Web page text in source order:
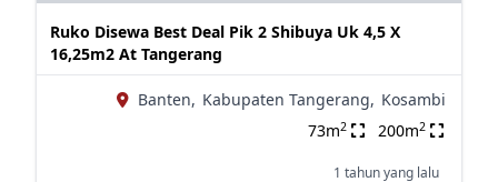
Ruko Disewa Best Deal Pik 2 Shibuya Uk 4,5 X
16,25m2 At Tangerang
Banten, Kabupaten Tangerang, Kosambi
73m2 200m2
1 tahun yang lalu